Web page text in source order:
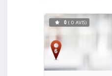
0 ( 0 AVIS)